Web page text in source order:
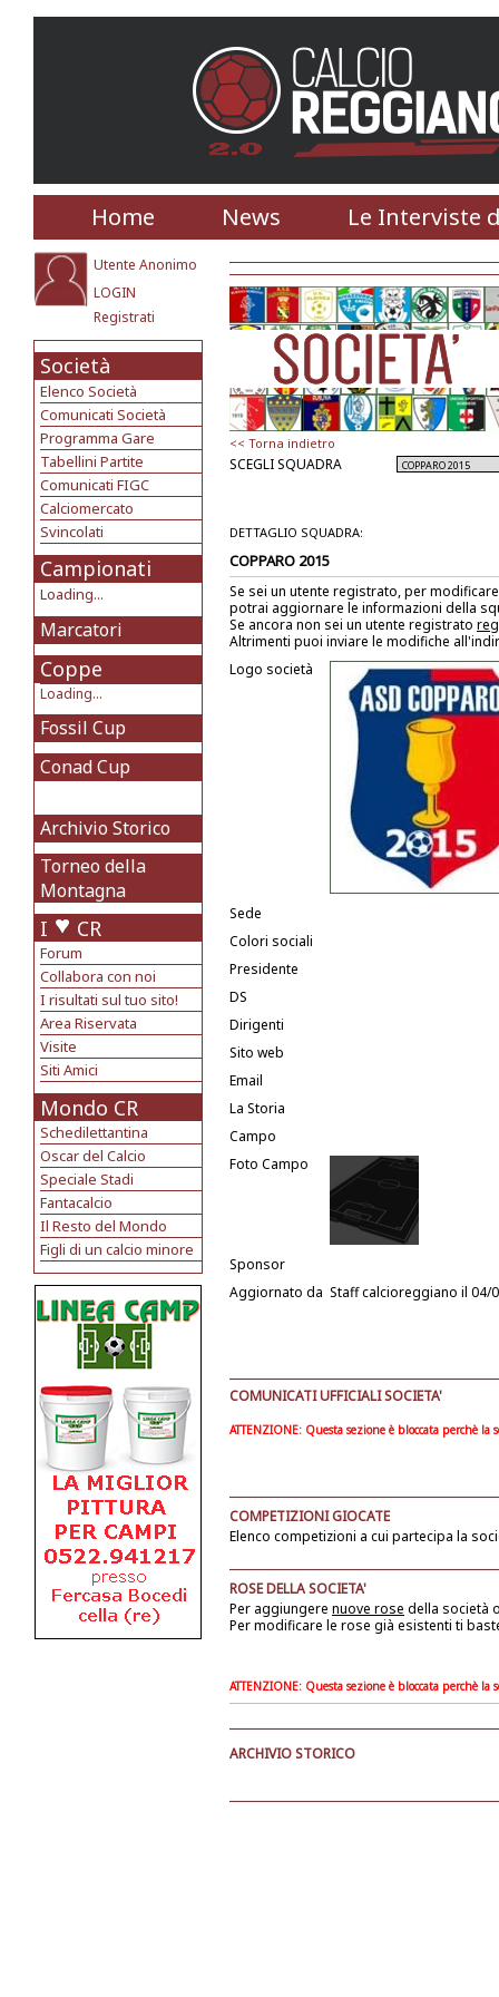
Home News Le Interviste
Utente Anonimo
LOGIN
Registrati
Società
Elenco Società
Comunicati Società
Programma Gare
Tabellini Partite
Comunicati FIGC
Calciomercato
Svincolati
Campionati
Loading...
Marcatori
Coppe
Loading...
Fossil Cup
Conad Cup
Archivio Storico
Torneo della
Montagna
I CR
Forum
Collabora con noi
I risultati sul tuo sito!
Area Riservata
Visite
Siti Amici
Mondo CR
Schedilettantina
Oscar del Calcio
Speciale Stadi
Fantacalcio
Il Resto del Mondo
Figli di un calcio minore
<< Torna indietro
SCEGLI SQUADRA
DETTAGLIO SQUADRA:
COPPARO 2015
Se sei un utente registrato, per
potrai aggiornare le informazioni della
Se ancora non sei un utente registrato
Altrimenti puoi inviare le modifiche
Logo società
Sede
Colori sociali
Presidente
DS
Dirigenti
Sito web
Email
La Storia
Campo
Foto Campo
Sponsor
Aggiornato da Staff calcioreggiano il 04/
COMUNICATI UFFICIALI SOCIETA'
ATTENZIONE: Questa sezione è bloccata perchè
COMPETIZIONI GIOCATE
Elenco competizioni a cui partecipa la
ROSE DELLA SOCIETA'
Per aggiungere nuove rose della società
Per modificare le rose già esistenti ti
ATTENZIONE: Questa sezione è bloccata perchè
ARCHIVIO STORICO